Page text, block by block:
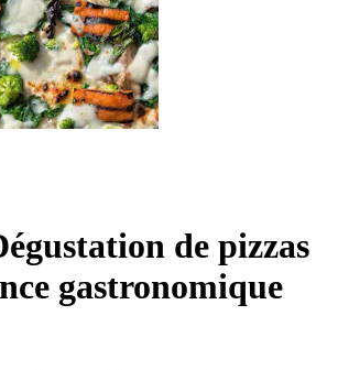
de pizzas
gastronomique